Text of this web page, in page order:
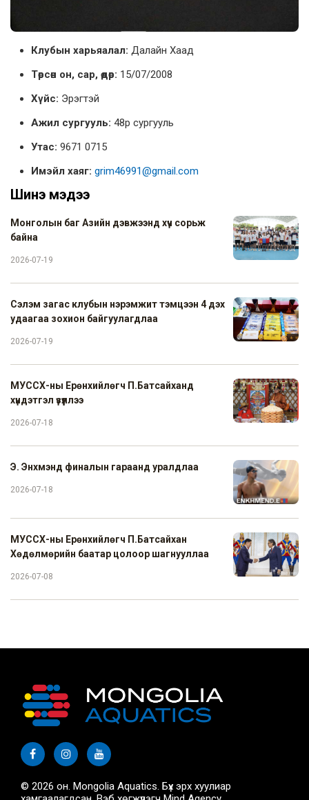
Клубын харьяалал: Далайн Хаад
Төрсөн он, сар, өдөр: 15/07/2008
Хүйс: Эрэгтэй
Ажил сургууль: 48р сургууль
Утас: 9671 0715
Имэйл хаяг: grim46991@gmail.com
Шинэ мэдээ
Монголын баг Азийн дэвжээнд хүч сорьж
байна
2026-07-19
Сэлэм загас клубын нэрэмжит тэмцээн 4 дэх
удаагаа зохион байгуулагдлаа
2026-07-19
МУССХ-ны Ерөнхийлөгч П.Батсайханд
хүндэтгэл үзүүллээ
2026-07-18
Э. Энхмэнд финалын гараанд уралдлаа
2026-07-18
МУССХ-ны Ерөнхийлөгч П.Батсайхан
Хөдөлмөрийн баатар цолоор шагнууллаа
2026-07-08
© 2026 он. Mongolia Aquatics. Бүх эрх хуулиар